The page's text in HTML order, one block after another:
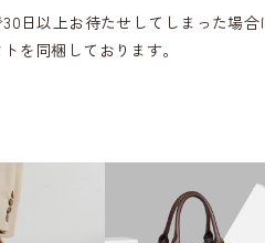
日以上お待たせしてしまった場
を同梱しております。